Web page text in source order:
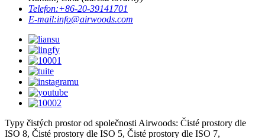
Telefon:+86-20-39141701
E-mail:info@airwoods.com
Typy čistých prostor od společnosti Airwoods: Čisté prostory dle
ISO 8, Čisté prostory dle ISO 5, Čisté prostory dle ISO 7,